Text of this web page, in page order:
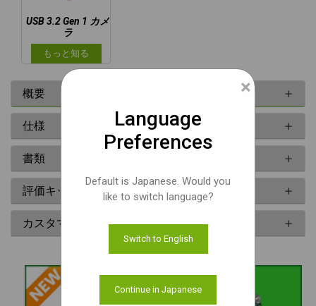
USB 3.2 Gen 1 カメ
ラ
もっと知る
概要
仕様
書類
評価キット
カスタマイズ
×
Language
Preferences
Default is Japanese. Would you
like to switch language?
Switch to English
Continue in Japanese